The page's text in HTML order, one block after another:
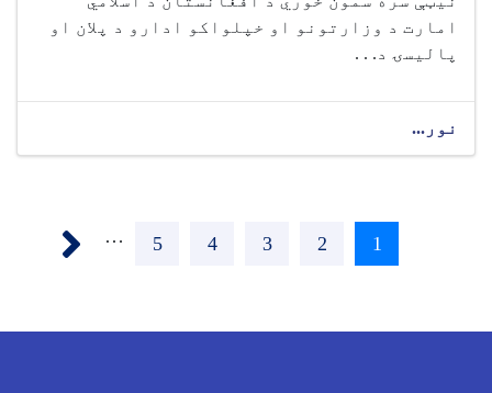
امارت د وزارتونو او خپلواکو ادارو د پلان او
پالیسۍ د. . .
نور...
اوسنی
1
Page
2
Page
3
Page
4
Page
5
…